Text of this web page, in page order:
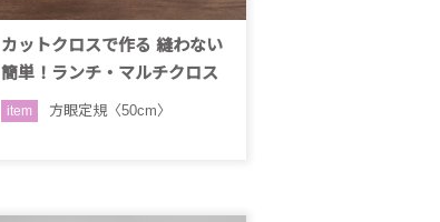
カットクロスで作る 縫わない
簡単！ランチ・マルチクロス
item 方眼定規〈50cm〉